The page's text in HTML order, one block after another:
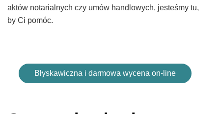
aktów notarialnych czy umów handlowych, jesteśmy tu,
by Ci pomóc.
Błyskawiczna i darmowa wycena on-line